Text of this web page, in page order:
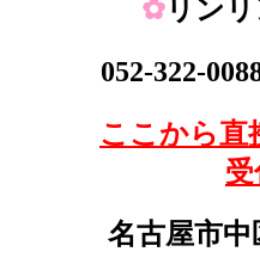
✿リン
052-322-
ここから直
受
名古屋市中